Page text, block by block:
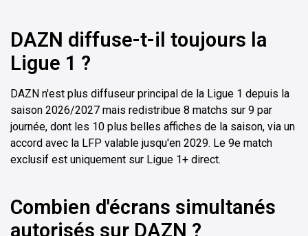
DAZN diffuse-t-il toujours la
Ligue 1 ?
DAZN n'est plus diffuseur principal de la Ligue 1 depuis la
saison 2026/2027 mais redistribue 8 matchs sur 9 par
journée, dont les 10 plus belles affiches de la saison, via un
accord avec la LFP valable jusqu'en 2029. Le 9e match
exclusif est uniquement sur Ligue 1+ direct.
Combien d'écrans simultanés
autorisés sur DAZN ?